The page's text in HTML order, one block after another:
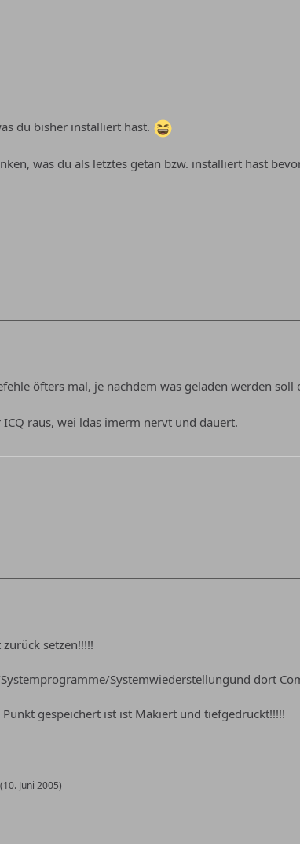
du bisher installiert hast.
was du als letztes getan bzw. installiert hast
öfters mal, je nachdem was geladen werden soll
raus, wei ldas imerm nervt und dauert.
setzen!!!!!
Systemwiederstellungund dort
gespeichert ist ist Makiert und tiefgedrückt!!!!!
10. Juni 2005)